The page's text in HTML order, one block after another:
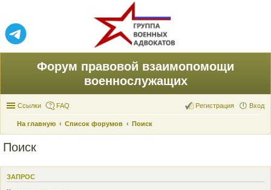
Форум правовой взаимопомощи
военнослужащих
Ссылки FAQ Вход
Регистрация
На главную Список форумов Поиск
Поиск
ЗАПРОС